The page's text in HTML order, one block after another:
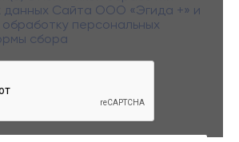
вы даете свое согласие на обработку
данных Сайта ООО «Эгида +» и
персональных
сбора